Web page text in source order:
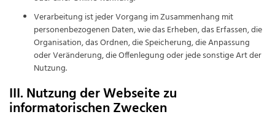
Verarbeitung ist jeder Vorgang im Zusammenhang mit
personenbezogenen Daten, wie das Erheben, das Erfassen, die
Organisation, das Ordnen, die Speicherung, die Anpassung
oder Veränderung, die Offenlegung oder jede sonstige Art der
Nutzung.
III. Nutzung der Webseite zu
informatorischen Zwecken